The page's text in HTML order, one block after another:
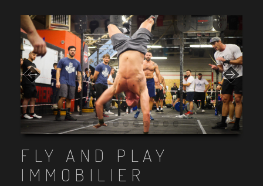
Item 1
Item 2
Item 3
Item 4
Item 5
Item 6
Item 7
Item 8
Item 9
Item 10
FLY AND PLAY
IMMOBILIER